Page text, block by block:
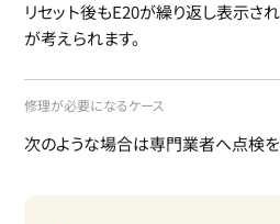
リセット後もE20が繰り返し表示さ
が考えられます。
修理が必要になるケース
次のような場合は専門業者へ点検を